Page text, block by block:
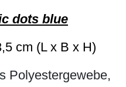
dots blue
cm (L x B x H)
Polyestergewebe,